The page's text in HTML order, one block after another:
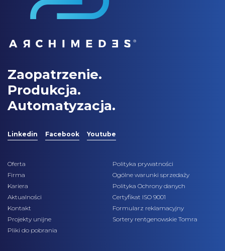
Zaopatrzenie.
Produkcja.
Automatyzacja.
Linkedin Facebook Youtube
Oferta
Firma
Kariera
Aktualności
Kontakt
Projekty unijne
Pliki do pobrania
Polityka prywatności
Ogólne warunki sprzedaży
Polityka Ochrony danych
Certyfikat ISO 9001
Formularz reklamacyjny
Sortery rentgenowskie Tomra